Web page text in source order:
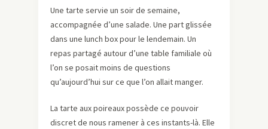
Une tarte servie un soir de semaine,
accompagnée d’une salade. Une part glissée
dans une lunch box pour le lendemain. Un
repas partagé autour d’une table familiale où
l’on se posait moins de questions
qu’aujourd’hui sur ce que l’on allait manger.
La tarte aux poireaux possède ce pouvoir
discret de nous ramener à ces instants-là. Elle